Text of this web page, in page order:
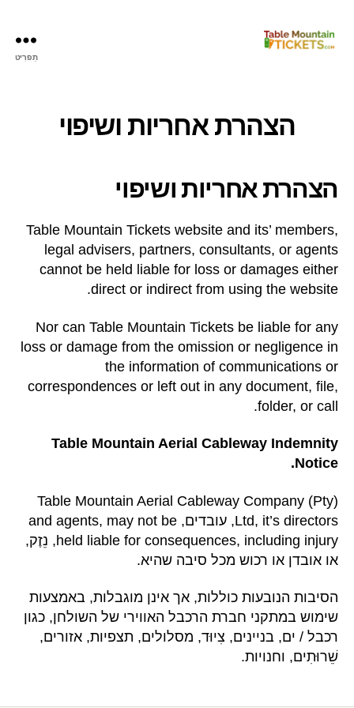
תַפרִיט
הצהרת אחריות ושיפוי
הצהרת אחריות ושיפוי
Table Mountain Tickets website and its’ members,
legal advisers, partners, consultants, or agents
cannot be held liable for loss or damages either
direct or indirect from using the website
.
Nor can Table Mountain Tickets be liable for any
loss or damage from the omission or negligence in
the information of communications or
correspondences or left out in any document, file,
folder, or call
.
Table Mountain Aerial Cableway Indemnity
Notice
.
Table Mountain Aerial Cableway Company (Pty)
Ltd, it’s directors , עובדים, and agents, may not be
held liable for consequences, including injury
, נֵזֶק,
או אובדן או רכוש מכל סיבה שהיא.
הסיבות הנובעות כוללות, אך אינן מוגבלות, באמצעות
שימוש במתקני חברת הרכבל האווירי של השולחן, כגון
רכבל / ים, בניינים, צִיוּד, מסלולים, תצפיות, אזורים,
שֵׁרוּתִים, וחנויות.